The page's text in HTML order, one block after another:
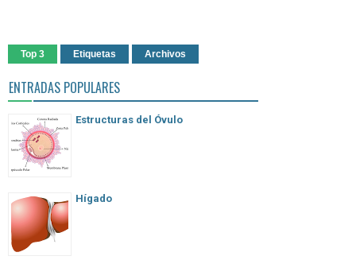
Top 3 Etiquetas Archivos
ENTRADAS POPULARES
Estructuras del Óvulo
Hígado